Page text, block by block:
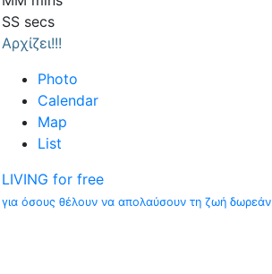
SS secs
Αρχίζει!!!
Photo
Calendar
Map
List
LIVING for free
για όσους θέλουν να απολαύσουν τη ζωή δωρεάν